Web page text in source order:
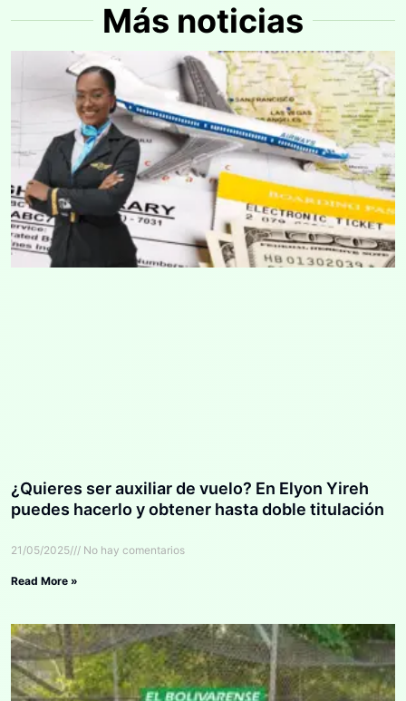
Más noticias
¿Quieres ser auxiliar de vuelo? En Elyon Yireh
puedes hacerlo y obtener hasta doble titulación
21/05/2025 No hay comentarios
Read More »